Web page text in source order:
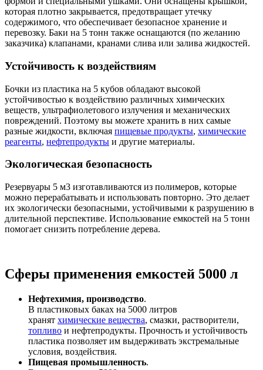
которая плотно закрывается, предотвращает утечку
содержимого, что обеспечивает безопасное хранение и
перевозку. Баки на 5 тонн также оснащаются (по желанию
заказчика) клапанами, кранами слива или залива жидкостей.
Устойчивость к воздействиям
Бочки из пластика на 5 кубов обладают высокой
устойчивостью к воздействию различных химических
веществ, ультрафиолетового излучения и механических
повреждений. Поэтому вы можете хранить в них самые
разные жидкости, включая пищевые продукты, химические
реагенты, нефтепродукты и другие материалы.
Экологическая безопасность
Резервуары 5 м3 изготавливаются из полимеров, которые
можно перерабатывать и использовать повторно. Это делает
их экологически безопасными, устойчивыми к разрушению в
длительной перспективе. Использование емкостей на 5 тонн
помогает снизить потребление дерева.
Сферы применения емкостей 5000 л
Нефтехимия, производство.
В пластиковых баках на 5000 литров
хранят химические вещества, смазки, растворители,
топливо и нефтепродукты. Прочность и устойчивость
пластика позволяет им выдерживать экстремальные
условия, воздействия.
Пищевая промышленность.